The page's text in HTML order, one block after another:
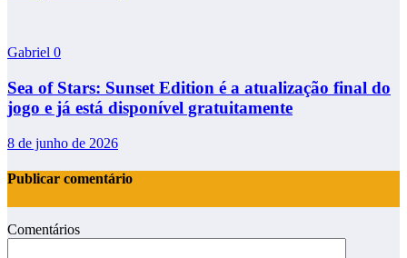
Gabriel 0
Sea of Stars: Sunset Edition é a atualização final do
jogo e já está disponível gratuitamente
8 de junho de 2026
Publicar comentário
Comentários